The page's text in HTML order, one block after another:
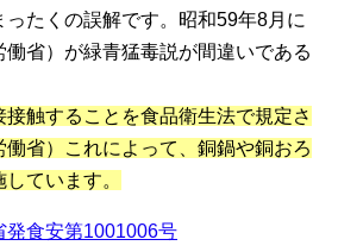
たくの誤解です。昭和59年8月に
省）が緑青猛毒説が間違いである
触することを食品衛生法で規定さ
省）これによって、銅鍋や銅おろ
ています。
発食安第1001006号